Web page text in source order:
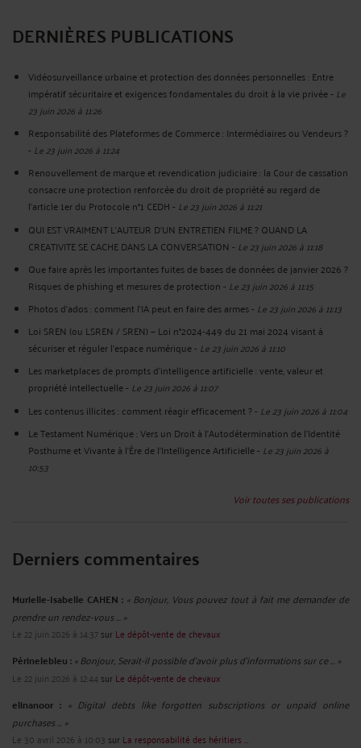
DERNIÈRES PUBLICATIONS
Vidéosurveillance urbaine et protection des données personnelles : Entre
impératif sécuritaire et exigences fondamentales du droit à la vie privée- Le
23 juin 2026 à 11:26
Responsabilité des Plateformes de Commerce : Intermédiaires ou Vendeurs ?
- Le 23 juin 2026 à 11:24
Renouvellement de marque et revendication judiciaire : la Cour de cassation
consacre une protection renforcée du droit de propriété au regard de
l’article 1er du Protocole n°1 CEDH- Le 23 juin 2026 à 11:21
QUI EST VRAIMENT L’AUTEUR D’UN ENTRETIEN FILME ? QUAND LA
CREATIVITE SE CACHE DANS LA CONVERSATION - Le 23 juin 2026 à 11:18
Que faire après les importantes fuites de bases de données de janvier 2026 ?
Risques de phishing et mesures de protection- Le 23 juin 2026 à 11:15
Photos d’ados : comment l’IA peut en faire des armes- Le 23 juin 2026 à 11:13
Loi SREN (ou LSREN / SREN) — Loi n°2024-449 du 21 mai 2024 visant à
sécuriser et réguler l’espace numérique- Le 23 juin 2026 à 11:10
Les marketplaces de prompts d’intelligence artificielle : vente, valeur et
propriété intellectuelle- Le 23 juin 2026 à 11:07
Les contenus illicites : comment réagir efficacement ?- Le 23 juin 2026 à 11:04
Le Testament Numérique : Vers un Droit à l'Autodétermination de l'Identité
Posthume et Vivante à l'Ère de l'Intelligence Artificielle- Le 23 juin 2026 à
10:53
Voir toutes ses publications
Derniers commentaires
Murielle-Isabelle CAHEN : « Bonjour, Vous pouvez tout à fait me demander de
prendre un rendez-vous ... »
Le 22 juin 2026 à 14:37sur Le dépôt-vente de chevaux
Périnelebleu :« Bonjour, Serait-il possible d'avoir plus d'informations sur ce ... »
Le 22 juin 2026 à 12:44 sur Le dépôt-vente de chevaux
elinanoor : « Digital debts like forgotten subscriptions or unpaid online
purchases ... »
Le 30 avril 2026 à 10:03 sur La responsabilité des héritiers ...